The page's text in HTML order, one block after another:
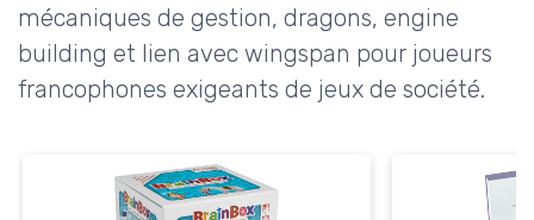
mécaniques de gestion, dragons, engine
building et lien avec wingspan pour joueurs
francophones exigeants de jeux de société.